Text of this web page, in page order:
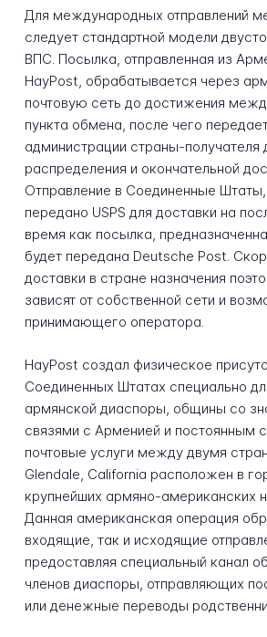
Для международных отправлений
следует стандартной модели
ВПС. Посылка, отправленная из
HayPost, обрабатывается через
почтовую сеть до достижения
пункта обмена, после чего
администрации страны-получателя
распределения и окончательной
Отправление в Соединенные
передано USPS для доставки на
время как посылка,
будет передана Deutsche Post.
доставки в стране назначения
зависят от собственной сети и
принимающего оператора.
HayPost создал физическое
Соединенных Штатах специально
армянской диаспоры, общины со
связями с Арменией и постоянным
почтовые услуги между двумя
Glendale, California расположен в
крупнейших армяно-американских
Данная американская операция
входящие, так и исходящие
предоставляя специальный канал
членов диаспоры, отправляющих
или денежные переводы